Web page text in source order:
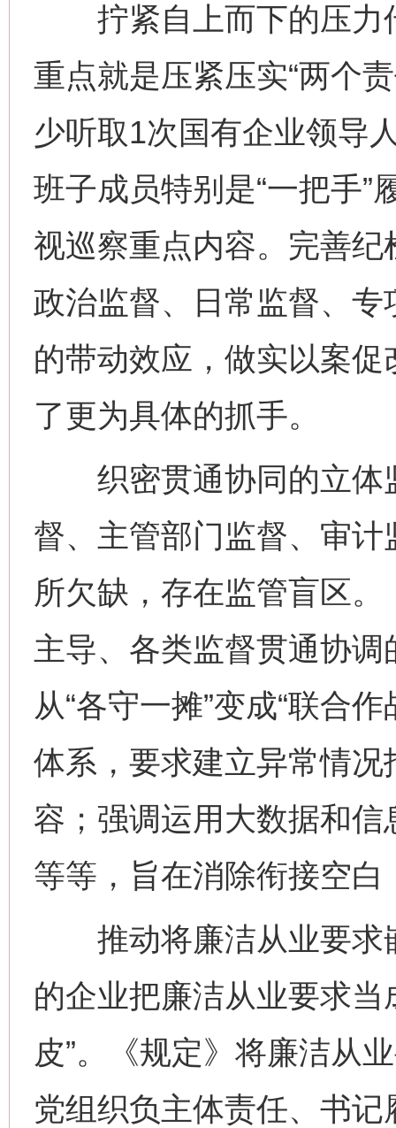
拧紧自上而下的压力
重点就是压紧压实“两个
少听取1次国有企业领导
班子成员特别是“一把手”
视巡察重点内容。完善
政治监督、日常监督、
的带动效应，做实以案
了更为具体的抓手。
织密贯通协同的立体
督、主管部门监督、审
所欠缺，存在监管盲区
主导、各类监督贯通协
从“各守一摊”变成“联合
体系，要求建立异常情
容；强调运用大数据和
等等，旨在消除衔接空白
推动将廉洁从业要求
的企业把廉洁从业要求当
皮”。《规定》将廉洁从
党组织负主体责任、书